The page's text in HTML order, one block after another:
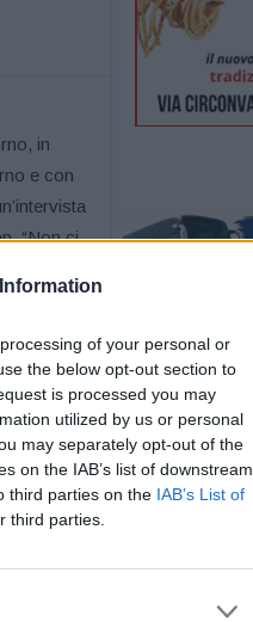
of your personal or
the below opt-out section to
is processed you may
utilized by us or personal
may separately opt-out of the
on the IAB’s list of downstream
third parties on the IAB’s List of
third parties.
in
e con
“Non ci
il
diano
sul
dei
Quanto
in
il